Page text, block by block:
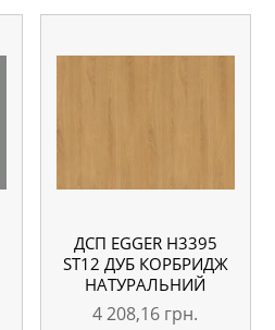
ДСП EGGER H3395
ST12 ДУБ КОРБРИДЖ
НАТУРАЛЬНИЙ
2800×2070 18 ММ
4 208,16 грн.